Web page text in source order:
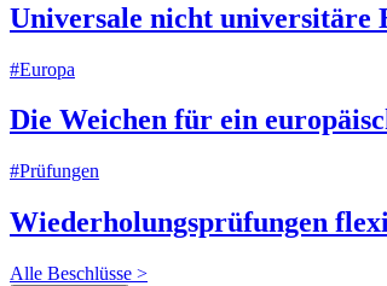
Universale nicht universitäre
#Europa
Die Weichen für ein
#Prüfungen
Wiederholungsprüfungen
Alle Beschlüsse >